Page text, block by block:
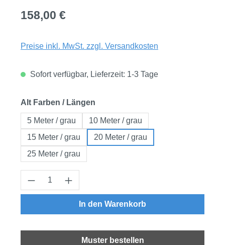
Regulärer Preis:
158,00 €
Preise inkl. MwSt. zzgl. Versandkosten
Sofort verfügbar, Lieferzeit: 1-3 Tage
Alt Farben / Längen
5 Meter / grau
10 Meter / grau
15 Meter / grau
20 Meter / grau
25 Meter / grau
Produkt Anzahl: Gib den gewünschten
In den Warenkorb
Muster bestellen